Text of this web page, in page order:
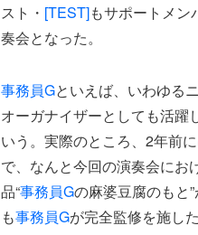
スト・ [TEST]もサポートメ
奏会となった。
事務員Gといえば、いわゆる
オーガナイザーとしても活躍
いう。実際のところ、2年前
で、なんと今回の演奏会にお
品“事務員Gの麻婆豆腐のもと
も事務員Gが完全監修を施し